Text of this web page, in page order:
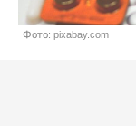
Фото: pixabay.com